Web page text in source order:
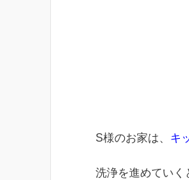
S様のお家は、 キ
洗浄を進めていく